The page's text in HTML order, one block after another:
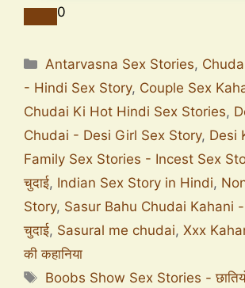
0
Antarvasna Sex Stories,
- Hindi Sex Story, Couple Sex
Chudai Ki Hot Hindi Sex Stories,
Chudai - Desi Girl Sex Story, Desi
Family Sex Stories - Incest Sex
चुदाई, Indian Sex Story in Hindi,
Story, Sasur Bahu Chudai Kahani -
चुदाई, Sasural me chudai, Xxx
की कहानिया
Boobs Show Sex Stories -